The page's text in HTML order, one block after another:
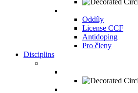
Oddíly
License CCF
Antidoping
Pro členy
Disciplins